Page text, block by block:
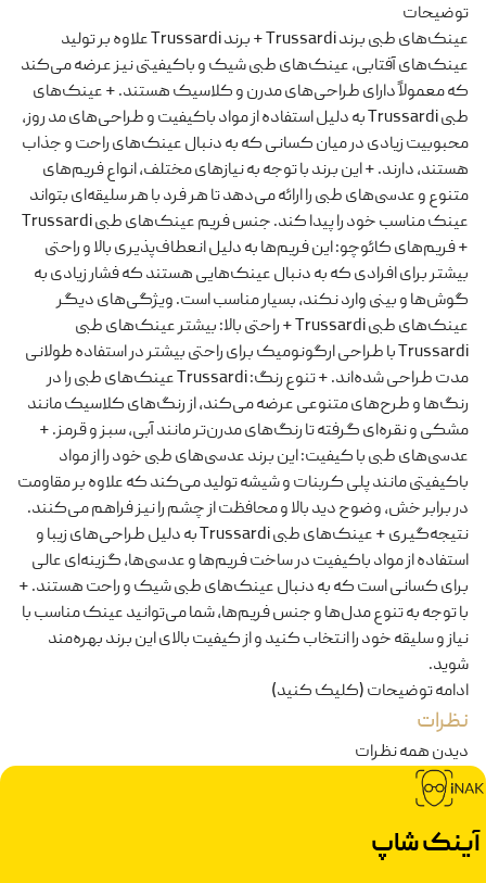
توضیحات
عینک‌های طبی برند Trussardi + برند Trussardi علاوه بر تولید
عینک‌های آفتابی، عینک‌های طبی شیک و باکیفیتی نیز عرضه می‌کند
که معمولاً دارای طراحی‌های مدرن و کلاسیک هستند. + عینک‌های
طبی Trussardi به دلیل استفاده از مواد باکیفیت و طراحی‌های مد روز،
محبوبیت زیادی در میان کسانی که به دنبال عینک‌های راحت و جذاب
هستند، دارند. + این برند با توجه به نیازهای مختلف، انواع فریم‌های
متنوع و عدسی‌های طبی را ارائه می‌دهد تا هر فرد با هر سلیقه‌ای بتواند
عینک مناسب خود را پیدا کند. جنس فریم عینک‌های طبی Trussardi
+ فریم‌های کائوچو: این فریم‌ها به دلیل انعطاف‌پذیری بالا و راحتی
بیشتر برای افرادی که به دنبال عینک‌هایی هستند که فشار زیادی به
گوش‌ها و بینی وارد نکند، بسیار مناسب است. ویژگی‌های دیگر
عینک‌های طبی Trussardi + راحتی بالا: بیشتر عینک‌های طبی
Trussardi با طراحی ارگونومیک برای راحتی بیشتر در استفاده طولانی
مدت طراحی شده‌اند. + تنوع رنگ: Trussardi عینک‌های طبی را در
رنگ‌ها و طرح‌های متنوعی عرضه می‌کند، از رنگ‌های کلاسیک مانند
مشکی و نقره‌ای گرفته تا رنگ‌های مدرن‌تر مانند آبی، سبز و قرمز. +
عدسی‌های طبی با کیفیت: این برند عدسی‌های طبی خود را از مواد
باکیفیتی مانند پلی کربنات و شیشه تولید می‌کند که علاوه بر مقاومت
در برابر خش، وضوح دید بالا و محافظت از چشم را نیز فراهم می‌کنند.
نتیجه‌گیری + عینک‌های طبی Trussardi به دلیل طراحی‌های زیبا و
استفاده از مواد باکیفیت در ساخت فریم‌ها و عدسی‌ها، گزینه‌ای عالی
برای کسانی است که به دنبال عینک‌های طبی شیک و راحت هستند. +
با توجه به تنوع مدل‌ها و جنس فریم‌ها، شما می‌توانید عینک مناسب با
نیاز و سلیقه خود را انتخاب کنید و از کیفیت بالای این برند بهره‌مند
شوید.
ادامه توضیحات (کلیک کنید)
نظرات
دیدن همه نظرات
آینک شاپ